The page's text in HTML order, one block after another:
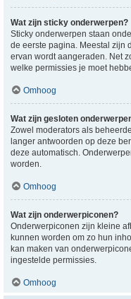
Wat zijn sticky onderwerpen?
Sticky onderwerpen staan
de eerste pagina. Meestal zijn
ervan wordt aangeraden. Net
welke permissies je moet
Omhoog
Wat zijn gesloten
Zowel moderators als
langer antwoorden op deze
deze automatisch.
worden.
Omhoog
Wat zijn onderwerpiconen?
Onderwerpiconen zijn kleine
kunnen worden om zo hun
kan maken van
ingestelde permissies.
Omhoog